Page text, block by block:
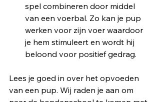
spel combineren door middel
van een voerbal. Zo kan je pup
werken voor zijn voer waardoor
je hem stimuleert en wordt hij
beloond voor positief gedrag.
Lees je goed in over het opvoeden
van een pup. Wij raden je aan om